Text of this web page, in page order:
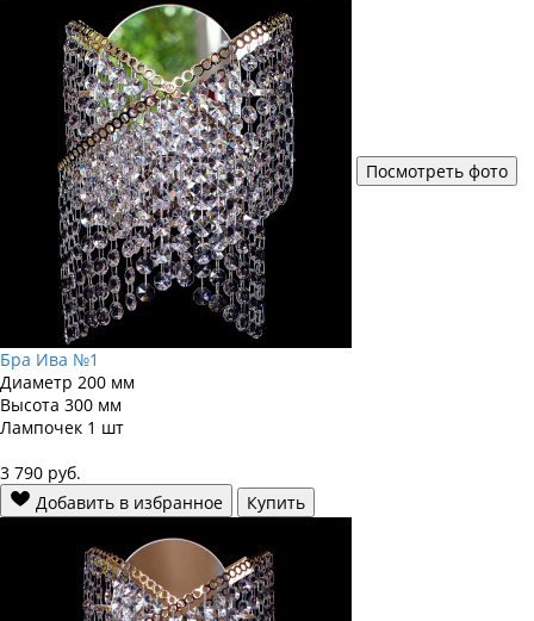
Посмотреть фото
Бра Ива №1
Диаметр 200 мм
Высота 300 мм
Лампочек 1 шт
3 790 руб.
Добавить в избранное
Купить